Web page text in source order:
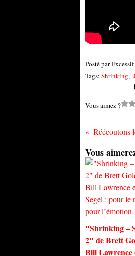
Posté par
Tags: Shrinking,
Vous aimez ?
Vous
"Shrinking –
2" de Brett
Bill Lawrence